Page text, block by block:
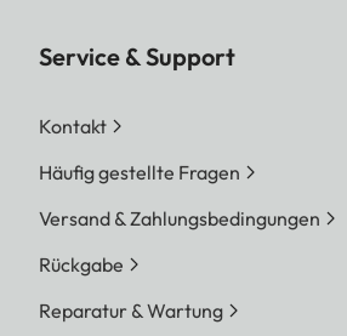
Service & Support
Kontakt
Häufig gestellte Fragen
Versand & Zahlungsbedingungen
Rückgabe
Reparatur & Wartung